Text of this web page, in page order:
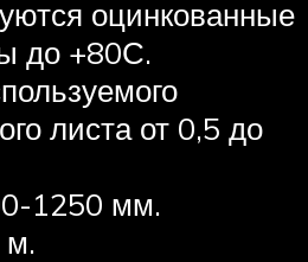
оцинкованные
до +80С.
листа от 0,5 до
1250 мм.
м.